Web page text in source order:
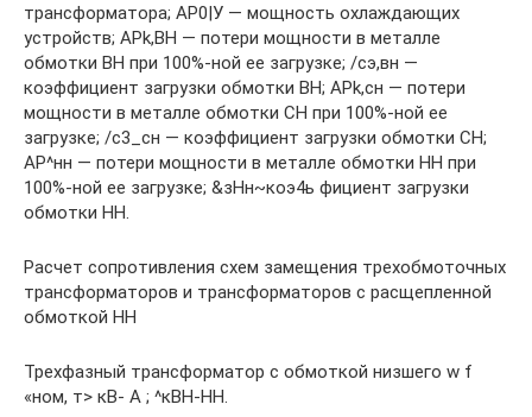
трансформатора; АР0|У — мощность охлаждающих
устройств; APk,BH — потери мощности в металле
обмотки ВН при 100%-ной ее загрузке; /сэ,вн —
коэффициент загрузки обмотки ВН; APk,сн — потери
мощности в металле обмотки СН при 100%-ной ее
загрузке; /с3_сн — коэффициент загрузки обмотки СН;
АР^нн — потери мощности в металле обмотки НН при
100%-ной ее загрузке; &зНн~коэ4ь фициент загрузки
обмотки НН.
Расчет сопротивления схем замещения трехобмоточных
трансформаторов и трансформаторов с расщепленной
обмоткой НН
Трехфазный трансформатор с обмоткой низшего w f
«ном, т> кВ- А ; ^кВН-НН.